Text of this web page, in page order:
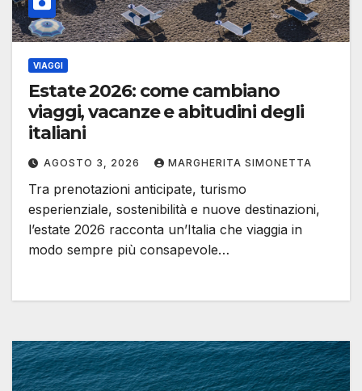
VIAGGI
Estate 2026: come cambiano
viaggi, vacanze e abitudini degli
italiani
AGOSTO 3, 2026 MARGHERITA SIMONETTA
Tra prenotazioni anticipate, turismo
esperienziale, sostenibilità e nuove destinazioni,
l’estate 2026 racconta un’Italia che viaggia in
modo sempre più consapevole…